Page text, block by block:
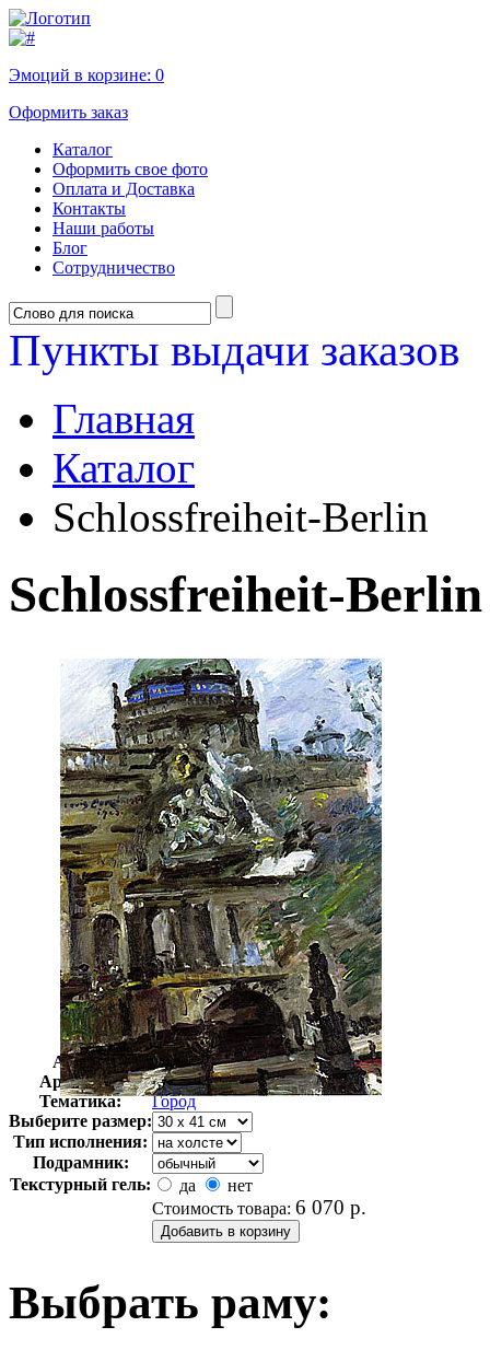
Эмоций в корзине: 0
Оформить заказ
Каталог
Оформить свое фото
Оплата и Доставка
Контакты
Наши работы
Блог
Сотрудничество
Пункты выдачи заказов
Главная
Каталог
Schlossfreiheit-Berlin
Schlossfreiheit-Berlin
Автор:
Коринт Ловис
Арт-стиль
Экспрессионизм
Тематика:
Город
Выберите размер:
Тип исполнения:
Подрамник:
Текстурный гель:
да
нет
Стоимость товара: 6 070 р.
Выбрать раму: